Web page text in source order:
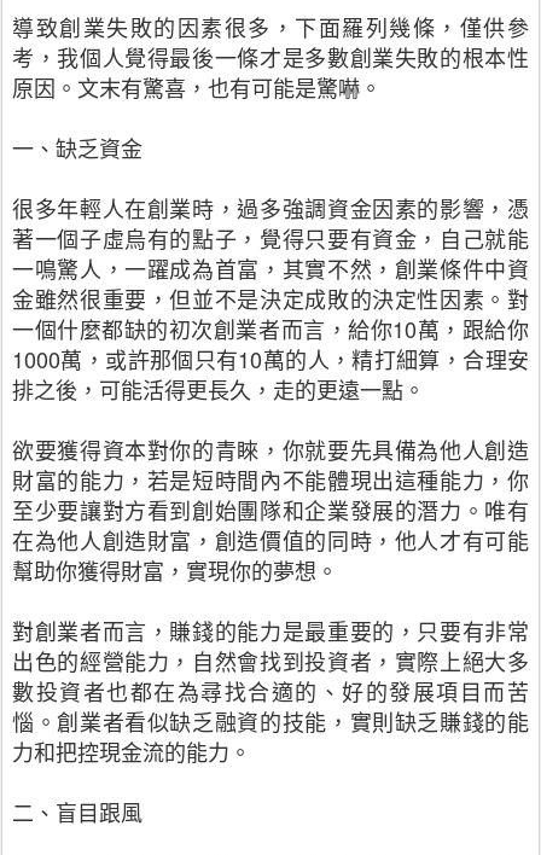
導致創業失敗的因素很多，下面羅列幾條，僅供參
考，我個人覺得最後一條才是多數創業失敗的根本性
原因。文末有驚喜，也有可能是驚嚇。
一、缺乏資金
很多年輕人在創業時，過多強調資金因素的影響，憑
著一個子虛烏有的點子，覺得只要有資金，自己就能
一鳴驚人，一躍成為首富，其實不然，創業條件中資
金雖然很重要，但並不是決定成敗的決定性因素。對
一個什麼都缺的初次創業者而言，給你10萬，跟給你
1000萬，或許那個只有10萬的人，精打細算，合理安
排之後，可能活得更長久，走的更遠一點。
欲要獲得資本對你的青睞，你就要先具備為他人創造
財富的能力，若是短時間內不能體現出這種能力，你
至少要讓對方看到創始團隊和企業發展的潛力。唯有
在為他人創造財富，創造價值的同時，他人才有可能
幫助你獲得財富，實現你的夢想。
對創業者而言，賺錢的能力是最重要的，只要有非常
出色的經營能力，自然會找到投資者，實際上絕大多
數投資者也都在為尋找合適的、好的發展項目而苦
惱。創業者看似缺乏融資的技能，實則缺乏賺錢的能
力和把控現金流的能力。
二、盲目跟風